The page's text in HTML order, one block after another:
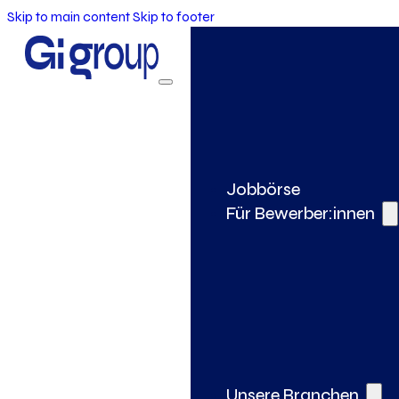
Skip to main contentSkip to footer
Jobbörse
Für Bewerber:innen